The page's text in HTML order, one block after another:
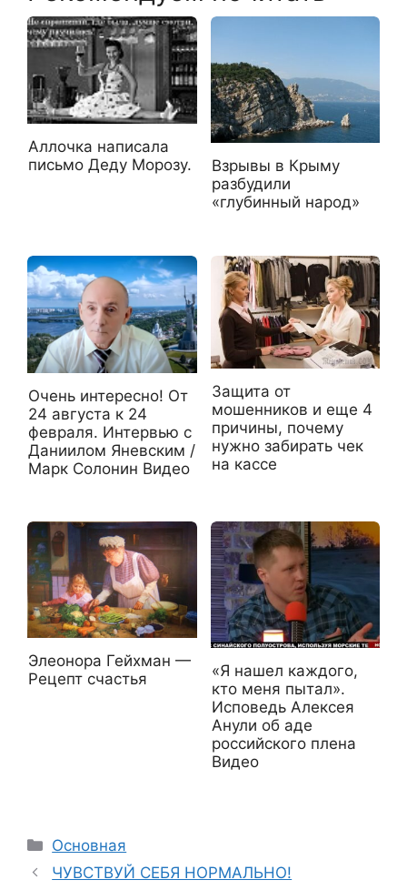
Аллочка написала
письмо Деду Морозу.
Взрывы в Крыму
разбудили
«глубинный народ»
Очень интересно! От
24 августа к 24
февраля. Интервью с
Даниилом Яневским /
Марк Солонин Видео
Защита от
мошенников и еще 4
причины, почему
нужно забирать чек
на кассе
Элеонора Гейхман —
Рецепт счастья
«Я нашел каждого,
кто меня пытал».
Исповедь Алексея
Анули об аде
российского плена
Видео
Рубрики
Основная
ЧУВСТВУЙ СЕБЯ НОРМАЛЬНО!